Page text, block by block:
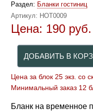
Раздел: Бланки гостиниц
Артикул: HOT0009
Цена: 190 руб.
Цена за блок 25 экз. со
Минимальный заказ 12
Бланк на временное